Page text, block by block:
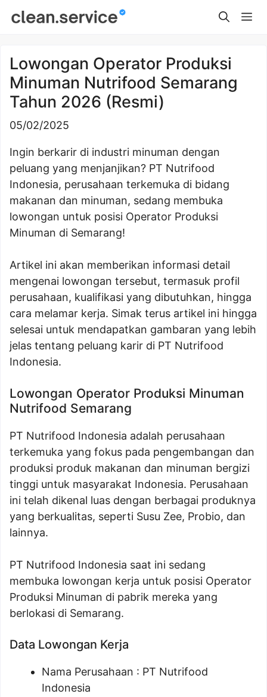
Lowongan Operator Produksi
Minuman Nutrifood Semarang
Tahun 2026 (Resmi)
05/02/2025
Ingin berkarir di industri minuman dengan
peluang yang menjanjikan? PT Nutrifood
Indonesia, perusahaan terkemuka di bidang
makanan dan minuman, sedang membuka
lowongan untuk posisi Operator Produksi
Minuman di Semarang!
Artikel ini akan memberikan informasi detail
mengenai lowongan tersebut, termasuk profil
perusahaan, kualifikasi yang dibutuhkan, hingga
cara melamar kerja. Simak terus artikel ini hingga
selesai untuk mendapatkan gambaran yang lebih
jelas tentang peluang karir di PT Nutrifood
Indonesia.
Lowongan Operator Produksi Minuman
Nutrifood Semarang
PT Nutrifood Indonesia adalah perusahaan
terkemuka yang fokus pada pengembangan dan
produksi produk makanan dan minuman bergizi
tinggi untuk masyarakat Indonesia. Perusahaan
ini telah dikenal luas dengan berbagai produknya
yang berkualitas, seperti Susu Zee, Probio, dan
lainnya.
PT Nutrifood Indonesia saat ini sedang
membuka lowongan kerja untuk posisi Operator
Produksi Minuman di pabrik mereka yang
berlokasi di Semarang.
Data Lowongan Kerja
Nama Perusahaan : PT Nutrifood
Indonesia